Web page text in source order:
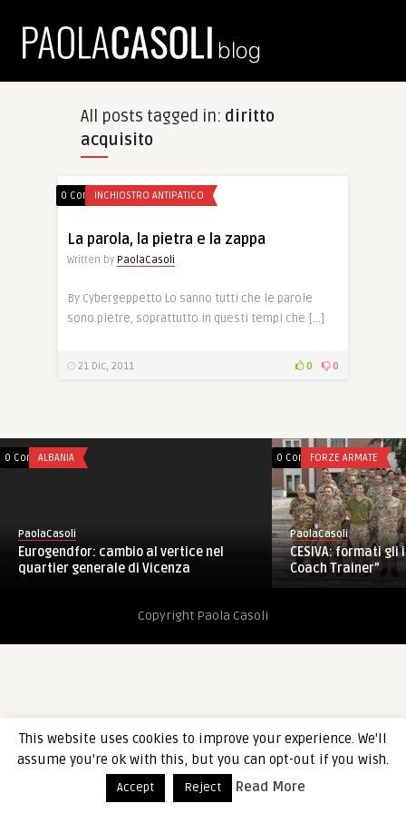
All posts tagged in: diritto
acquisito
0 CommentsINCHIOSTRO ANTIPATICO
La parola, la pietra e la zappa
Written by PaolaCasoli
By Cybergeppetto Lo sanno tutti che le parole
sono pietre, soprattutto in questi tempi che […]
21 Dic, 2011 0 0
0 Comments
ALBANIA
PaolaCasoli
Eurogendfor: cambio al vertice nel
quartier generale di Vicenza
0 CommentsFORZE ARMATE
PaolaCasoli
CESIVA: formati
Coach Trainer”
Copyright Paola Casoli
This website uses cookies to improve your experience. We'll
assume you're ok with this, but you can opt-out if you wish.
Accept Reject Read More